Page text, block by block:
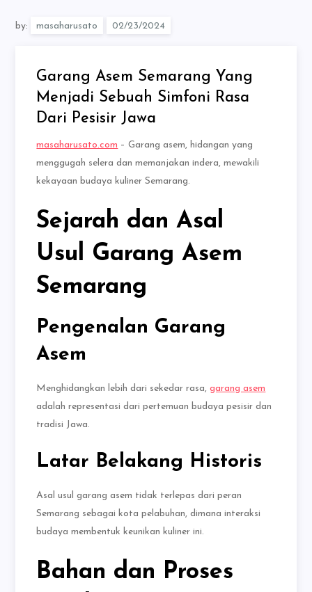
by: masaharusato
Garang Asem Semarang Yang
Menjadi Sebuah Simfoni Rasa
Dari Pesisir Jawa
masaharusato.com – Garang asem, hidangan yang
menggugah selera dan memanjakan indera, mewakili
kekayaan budaya kuliner Semarang.
Sejarah dan Asal
Usul Garang Asem
Semarang
Pengenalan Garang
Asem
Menghidangkan lebih dari sekedar rasa,garang asem
adalah representasi dari pertemuan budaya pesisir dan
tradisi Jawa.
Latar Belakang Historis
Asal usul garang asem tidak terlepas dari peran
Semarang sebagai kota pelabuhan, dimana interaksi
budaya membentuk keunikan kuliner ini.
Bahan dan Proses